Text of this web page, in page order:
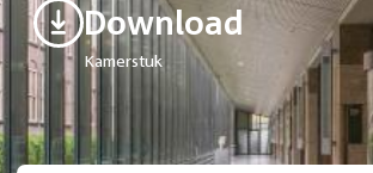
Download
Kamerstuk